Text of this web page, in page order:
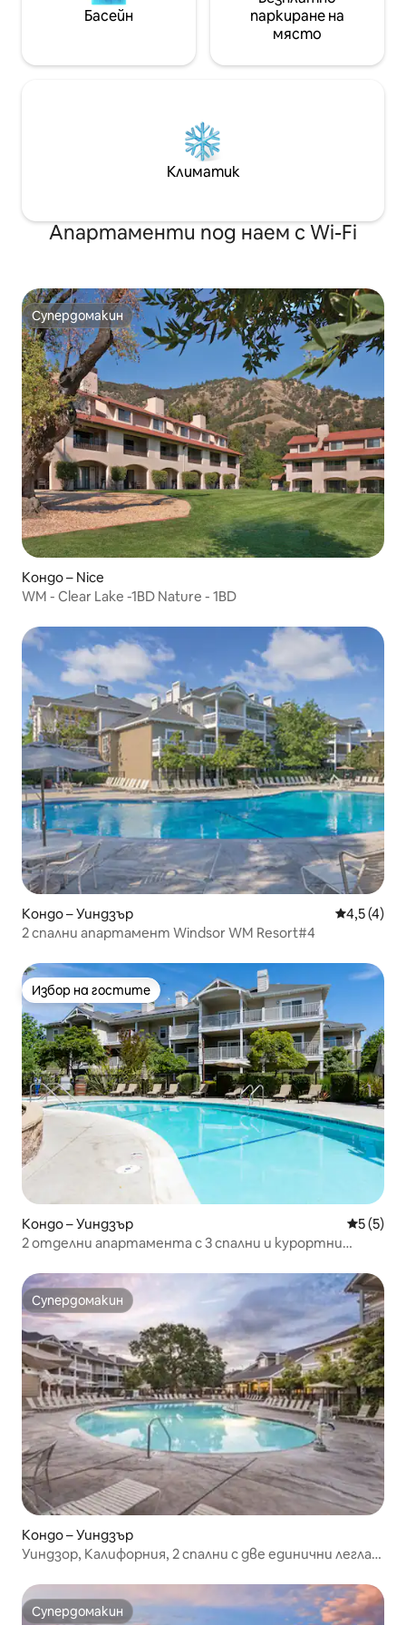
Басейн
паркиране на
място
Климатик
Апартаменти под наем с Wi-Fi
Супердомакин
Супердомакин
Кондо – Nice
WM - Clear Lake -1BD Nature - 1BD
Кондо – Уиндзър Средна
4,5 (4)
2 спални апартамент Windsor WM Resort#4
Избор на гостите
Избор на гостите
Кондо – Уиндзър Средна
5 (5)
2 отделни апартамента с 3 спални и курортни
Супердомакин
Супердомакин
Кондо – Уиндзър
Уиндзор, Калифорния, 2 спални с две единични легла
Супердомакин
Супердомакин